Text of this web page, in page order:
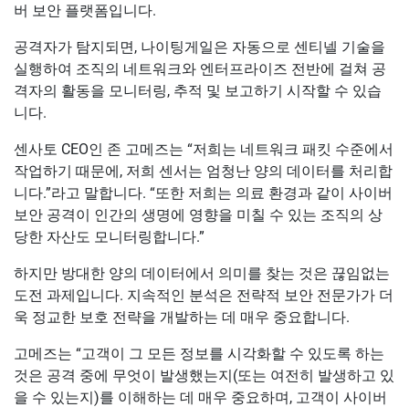
버 보안 플랫폼입니다.
공격자가 탐지되면, 나이팅게일은 자동으로 센티넬 기술을
실행하여 조직의 네트워크와 엔터프라이즈 전반에 걸쳐 공
격자의 활동을 모니터링, 추적 및 보고하기 시작할 수 있습
니다.
센사토 CEO인 존 고메즈는 “저희는 네트워크 패킷 수준에서
작업하기 때문에, 저희 센서는 엄청난 양의 데이터를 처리합
니다.”라고 말합니다. “또한 저희는 의료 환경과 같이 사이버
보안 공격이 인간의 생명에 영향을 미칠 수 있는 조직의 상
당한 자산도 모니터링합니다.”
하지만 방대한 양의 데이터에서 의미를 찾는 것은 끊임없는
도전 과제입니다. 지속적인 분석은 전략적 보안 전문가가 더
욱 정교한 보호 전략을 개발하는 데 매우 중요합니다.
고메즈는 “고객이 그 모든 정보를 시각화할 수 있도록 하는
것은 공격 중에 무엇이 발생했는지(또는 여전히 발생하고 있
을 수 있는지)를 이해하는 데 매우 중요하며, 고객이 사이버